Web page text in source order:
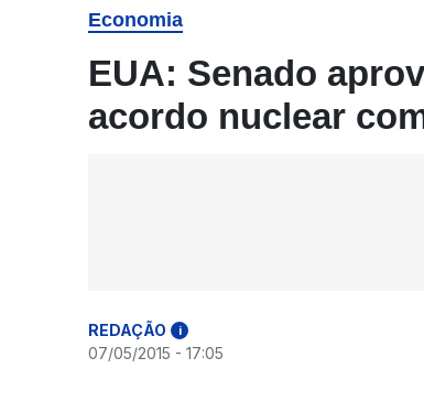
Economia
EUA: Senado
acordo nuclear
REDAÇÃO i
07/05/2015 - 17:05